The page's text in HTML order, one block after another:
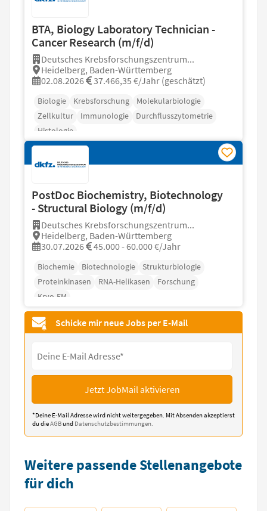
BTA, Biology Laboratory Technician -
Cancer Research (m/f/d)
Deutsches Krebsforschungszentrum...
Heidelberg, Baden-Württemberg
02.08.2026
37.466,35 €/Jahr (geschätzt)
Biologie Krebsforschung
Molekularbiologie
Zellkultur
Immunologie
Durchflusszytometrie
Histologie
PostDoc Biochemistry, Biotechnology
- Structural Biology (m/f/d)
Deutsches Krebsforschungszentrum...
Heidelberg, Baden-Württemberg
30.07.2026
45.000 - 60.000 €/Jahr
Biochemie Biotechnologie
Strukturbiologie
Proteinkinasen
RNA-Helikasen
Forschung
Kryo-EM
Schicke mir neue Jobs per E-Mail
Jetzt JobMail aktivieren
*Deine E-Mail Adresse wird nicht weitergegeben. Mit Absenden akzeptierst
du dieAGBund Datenschutzbestimmungen.
Weitere passende Stellenangebote
für dich